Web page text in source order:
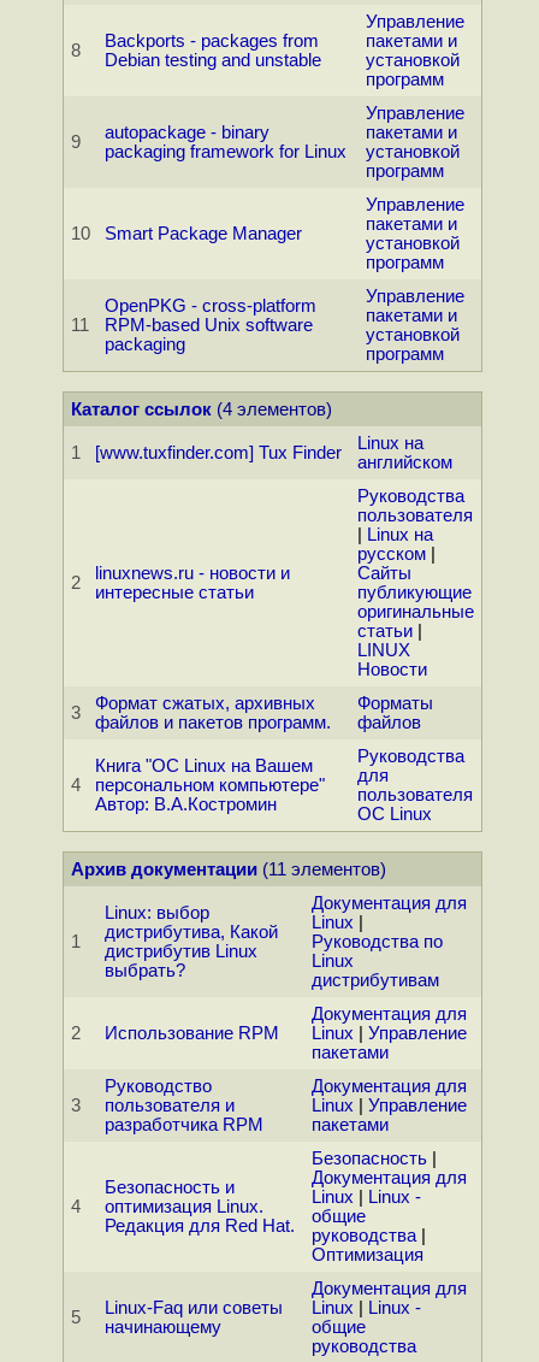
8
Backports - packages from
Debian testing and unstable
Управление
пакетами и
установкой
программ
9
autopackage - binary
packaging framework for Linux
Управление
пакетами и
установкой
программ
10 Smart Package Manager
Управление
пакетами и
установкой
программ
11
OpenPKG - cross-platform
RPM-based Unix software
packaging
Управление
пакетами и
установкой
программ
Каталог ссылок (4 элементов)
1 [www.tuxfinder.com] Tux Finder
Linux на
английском
2
linuxnews.ru - новости и
интересные статьи
Руководства
пользователя
Linux на
русском
Сайты
публикующие
оригинальные
статьи
LINUX
Новости
3
Формат сжатых, архивных
файлов и пакетов программ.
Форматы
файлов
4
Книга "ОС Linux на Вашем
персональном компьютере"
Автор: В.А.Костромин
Руководства
для
пользователя
ОС Linux
Архив документации (11 элементов)
1
Linux: выбор
дистрибутива, Какой
дистрибутив Linux
выбрать?
Документация для
Linux
Руководства по
Linux
дистрибутивам
2 Использование RPM
Документация для
Linux
Управление
пакетами
3
Руководство
пользователя и
разработчика RPM
Документация для
Linux
Управление
пакетами
4
Безопасность и
оптимизация Linux.
Редакция для Red Hat.
Безопасность
Документация для
Linux
Linux -
общие
руководства
Оптимизация
5
Linux-Faq или советы
начинающему
Документация для
Linux
Linux -
общие
руководства